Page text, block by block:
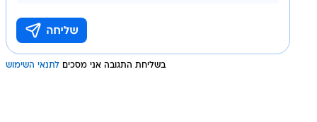
בשליחת התגובה אני מסכים לתנאי השימוש